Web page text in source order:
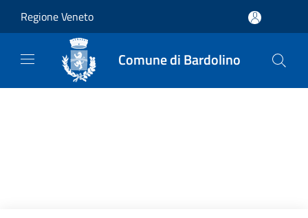
Regione Veneto
Comune di Bardolino